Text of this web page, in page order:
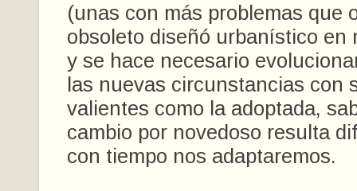
(unas con más problemas que
obsoleto diseñó urbanístico en
y se hace necesario
las nuevas circunstancias con
valientes como la adoptada,
cambio por novedoso resulta
con tiempo nos adaptaremos.